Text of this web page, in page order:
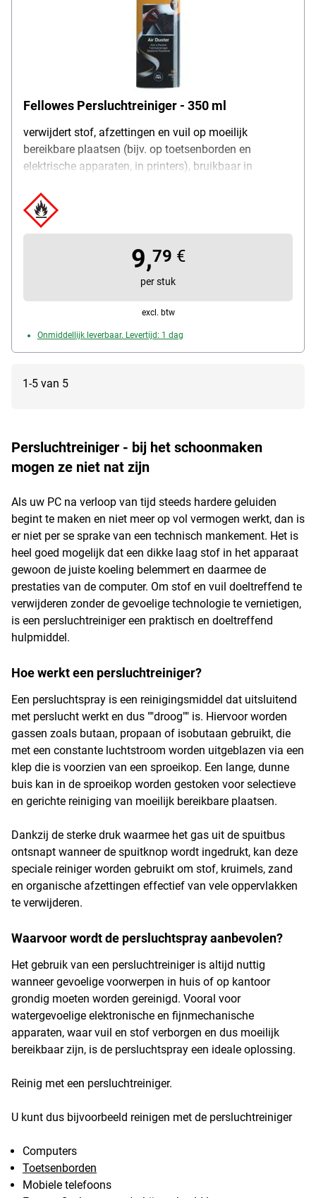
Fellowes Persluchtreiniger - 350 ml
verwijdert stof, afzettingen en vuil op moeilijk
bereikbare plaatsen (bijv. op toetsenborden en
elektrische apparaten, in printers), bruikbaar in
9,79 €
per stuk
excl. btw
Onmiddellijk leverbaar. Levertijd: 1 dag
1-5 van 5
Persluchtreiniger - bij het schoonmaken
mogen ze niet nat zijn
Als uw PC na verloop van tijd steeds hardere geluiden
begint te maken en niet meer op vol vermogen werkt, dan is
er niet per se sprake van een technisch mankement. Het is
heel goed mogelijk dat een dikke laag stof in het apparaat
gewoon de juiste koeling belemmert en daarmee de
prestaties van de computer. Om stof en vuil doeltreffend te
verwijderen zonder de gevoelige technologie te vernietigen,
is een persluchtreiniger een praktisch en doeltreffend
hulpmiddel.
Hoe werkt een persluchtreiniger?
Een persluchtspray is een reinigingsmiddel dat uitsluitend
met perslucht werkt en dus ""droog"" is. Hiervoor worden
gassen zoals butaan, propaan of isobutaan gebruikt, die
met een constante luchtstroom worden uitgeblazen via een
klep die is voorzien van een sproeikop. Een lange, dunne
buis kan in de sproeikop worden gestoken voor selectieve
en gerichte reiniging van moeilijk bereikbare plaatsen.
Dankzij de sterke druk waarmee het gas uit de spuitbus
ontsnapt wanneer de spuitknop wordt ingedrukt, kan deze
speciale reiniger worden gebruikt om stof, kruimels, zand
en organische afzettingen effectief van vele oppervlakken
te verwijderen.
Waarvoor wordt de persluchtspray aanbevolen?
Het gebruik van een persluchtreiniger is altijd nuttig
wanneer gevoelige voorwerpen in huis of op kantoor
grondig moeten worden gereinigd. Vooral voor
watergevoelige elektronische en fijnmechanische
apparaten, waar vuil en stof verborgen en dus moeilijk
bereikbaar zijn, is de persluchtspray een ideale oplossing.
Reinig met een persluchtreiniger.
U kunt dus bijvoorbeeld reinigen met de persluchtreiniger
Computers
Toetsenborden
Mobiele telefoons